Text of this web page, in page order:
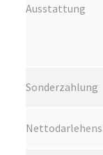
Ausstattung
Sonderzahlung